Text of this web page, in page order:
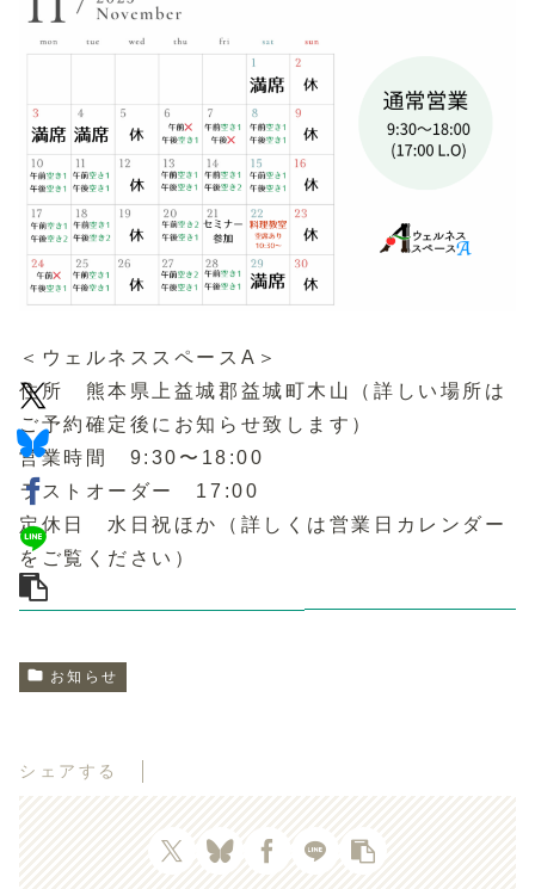
＜ウェルネススペースA＞
住所 熊本県上益城郡益城町木山（詳しい場所は
ご予約確定後にお知らせ致します）
営業時間 9:30〜18:00
ラストオーダー 17:00
定休日 水日祝ほか（詳しくは営業日カレンダー
をご覧ください）
お知らせ
シェアする